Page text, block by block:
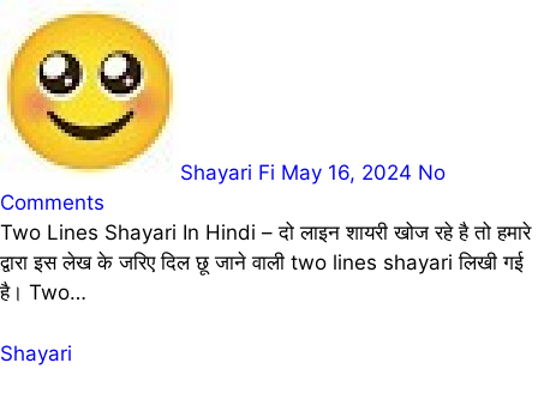
Shayari Fi May 16, 2024 No
Comments
Two Lines Shayari In Hindi – दो लाइन शायरी खोज रहे है तो हमारे
द्वारा इस लेख के जरिए दिल छू जाने वाली two lines shayari लिखी गई
है। Two…
Shayari